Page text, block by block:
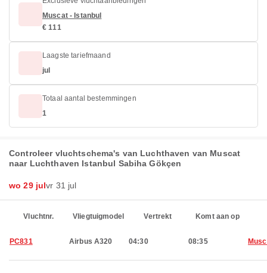
Muscat - Istanbul
€ 111
Laagste tariefmaand
jul
Totaal aantal bestemmingen
1
Controleer vluchtschema's van Luchthaven van Muscat
naar Luchthaven Istanbul Sabiha Gökçen
wo 29 julvr 31 jul
Vluchtnr. Vliegtuigmodel Vertrekt Komt aan op
PC831 Airbus A320 04:30 08:35